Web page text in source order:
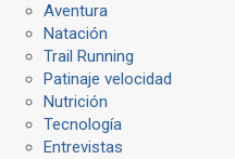
Aventura
Natación
Trail Running
Patinaje velocidad
Nutrición
Tecnología
Entrevistas